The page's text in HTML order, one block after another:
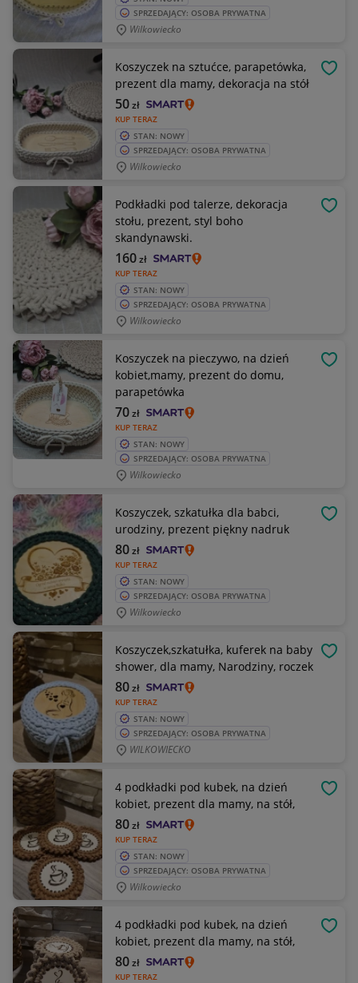
SPRZEDAJĄCY: OSOBA PRYWATNA
Wilkowiecko
Koszyczek na sztućce, parapetówka,
prezent dla mamy, dekoracja na stół
KUP TERAZ
50zł
STAN: NOWY
SPRZEDAJĄCY: OSOBA PRYWATNA
Wilkowiecko
Podkładki pod talerze, dekoracja
stołu, prezent, styl boho
skandynawski.
KUP TERAZ
160zł
STAN: NOWY
SPRZEDAJĄCY: OSOBA PRYWATNA
Wilkowiecko
Koszyczek na pieczywo, na dzień
kobiet,mamy, prezent do domu,
parapetówka
KUP TERAZ
70zł
STAN: NOWY
SPRZEDAJĄCY: OSOBA PRYWATNA
Wilkowiecko
Koszyczek, szkatułka dla babci,
urodziny, prezent piękny nadruk
KUP TERAZ
80zł
STAN: NOWY
SPRZEDAJĄCY: OSOBA PRYWATNA
Wilkowiecko
Koszyczek,szkatułka, kuferek na baby
shower, dla mamy, Narodziny, roczek
KUP TERAZ
80zł
STAN: NOWY
SPRZEDAJĄCY: OSOBA PRYWATNA
WILKOWIECKO
4 podkładki pod kubek, na dzień
kobiet, prezent dla mamy, na stół,
KUP TERAZ
80zł
STAN: NOWY
SPRZEDAJĄCY: OSOBA PRYWATNA
Wilkowiecko
4 podkładki pod kubek, na dzień
kobiet, prezent dla mamy, na stół,
KUP TERAZ
80zł